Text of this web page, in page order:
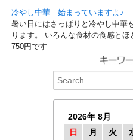
冷やし中華 始まっていますよ♪
暑い日にはさっぱりと冷やし中
ります。 いろんな食材の食感と
750円です
2026年 8月
日
月 火